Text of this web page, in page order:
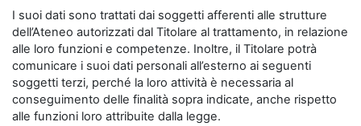
I suoi dati sono trattati dai soggetti afferenti alle strutture
dell’Ateneo autorizzati dal Titolare al trattamento, in relazione
alle loro funzioni e competenze. Inoltre, il Titolare potrà
comunicare i suoi dati personali all’esterno ai seguenti
soggetti terzi, perché la loro attività è necessaria al
conseguimento delle finalità sopra indicate, anche rispetto
alle funzioni loro attribuite dalla legge.